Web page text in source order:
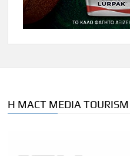
Η MACT MEDIA TOURISM